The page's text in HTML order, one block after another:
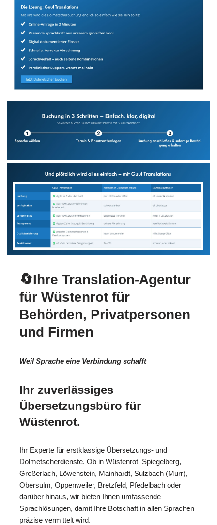
🔄Ihre Translation-Agentur
für Wüstenrot für
Behörden, Privatpersonen
und Firmen
Weil Sprache eine Verbindung schafft
Ihr zuverlässiges
Übersetzungsbüro für
Wüstenrot.
Ihr Experte für erstklassige Übersetzungs- und
Dolmetscherdienste. Ob in Wüstenrot, Spiegelberg,
Großerlach, Löwenstein, Mainhardt, Sulzbach (Murr),
Obersulm, Oppenweiler, Bretzfeld, Pfedelbach oder
darüber hinaus, wir bieten Ihnen umfassende
Sprachlösungen, damit Ihre Botschaft in allen Sprachen
präzise vermittelt wird.